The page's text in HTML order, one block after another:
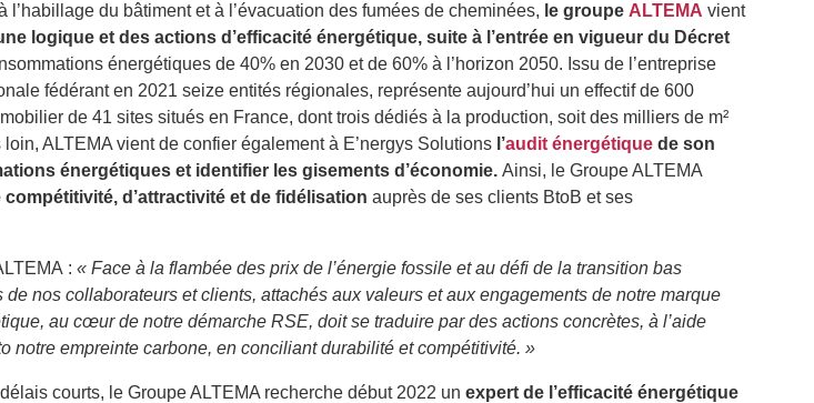
du bâtiment et à l’évacuation des fumées de cheminées, le groupe ALTEMA vient
logique et des actions d’efficacité énergétique, suite à l’entrée en vigueur du Décret
énergétiques de 40% en 2030 et de 60% à l’horizon 2050. Issu de l’entreprise
fédérant en 2021 seize entités régionales, représente aujourd’hui un effectif de 600
de 41 sites situés en France, dont trois dédiés à la production, soit des milliers de m²
ALTEMA vient de confier également à E’nergys Solutions l’audit énergétique de son
énergétiques et identifier les gisements d’économie. Ainsi, le Groupe ALTEMA
d’attractivité et de fidélisation auprès de ses clients BtoB et ses
: « Face à la flambée des prix de l’énergie fossile et au défi de la transition bas
nos collaborateurs et clients, attachés aux valeurs et aux engagements de notre marque
au cœur de notre démarche RSE, doit se traduire par des actions concrètes, à l’aide
notre empreinte carbone, en conciliant durabilité et compétitivité. »
courts, le Groupe ALTEMA recherche début 2022 un expert de l’efficacité énergétique